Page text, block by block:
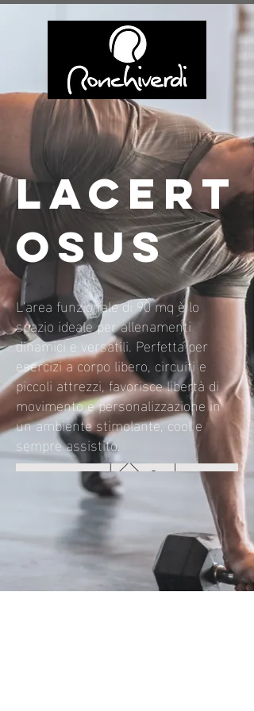
LACERT
OSUS
L'area funzionale di 90 mq è lo
spazio ideale per allenamenti
dinamici e versatili. Perfetta per
esercizi a corpo libero, circuiti e
piccoli attrezzi, favorisce libertà di
movimento e personalizzazione in
un ambiente stimolante, cool e
sempre assistito.